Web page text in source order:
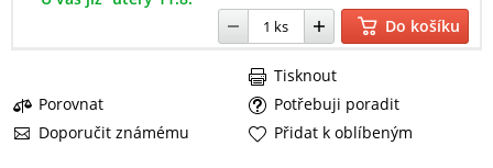
Do košíku
Porovnat
Potřebuji poradit
Doporučit známému
Tisknout
Přidat k oblíbeným